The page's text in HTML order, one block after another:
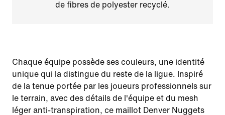
de fibres de polyester recyclé.
Chaque équipe possède ses couleurs, une identité
unique qui la distingue du reste de la ligue. Inspiré
de la tenue portée par les joueurs professionnels sur
le terrain, avec des détails de l'équipe et du mesh
léger anti-transpiration, ce maillot Denver Nuggets